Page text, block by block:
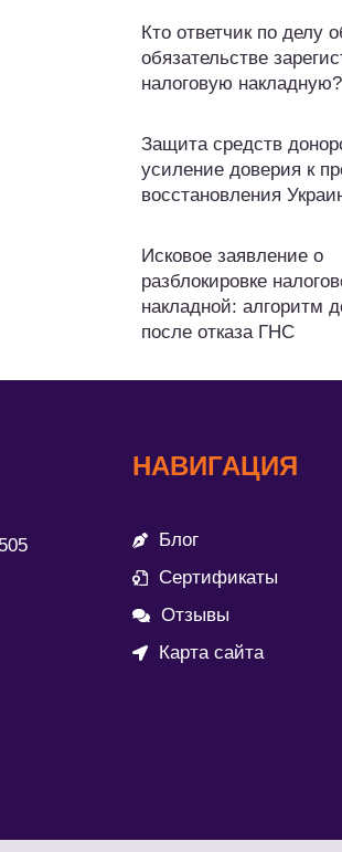
Кто ответчик по делу
обязательстве
налоговую накладную?
Защита средств
усиление доверия к
восстановления
Исковое заявление о
разблокировке
накладной: алгоритм
после отказа ГНС
НАВИГАЦИЯ
Блог
Сертификаты
Отзывы
Карта сайта